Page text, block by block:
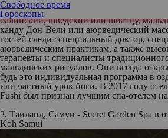
Свободное время
Гороскопы
ехать за отличным массажем: здесь
балийский, шведский или шиатцу,
канду Дон-Вели или аюрведический
гостей следит специальный доктор,
аюрведическим практикам, а также
терапевты и специалисты
мальдивских ритуалов. Они всегда
будь это индивидуальная программа в
или частный урок йоги. В 2017 году
Fushi был признан лучшим спа-отелем
2. Таиланд, Самуи - Secret Garden Spa в
Koh Samui